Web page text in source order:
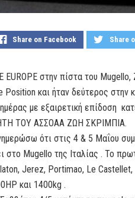
Share on Facebook Share
EUROPE στην πίστα του
Position και ήταν δεύτερος
με εξαιρετική επίδοση
ΤΟΥ ΑΣΣΟΑΑ ΖΩΗ ΣΚΡΙΜΠΙΑ.
ότι στις 4 & 5 Μαΐου
στο Mugello της Ιταλίας . Το
Jerez, Portimao, Le Castellet,
και 1400kg .